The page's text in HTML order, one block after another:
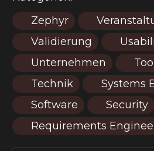
Zephyr
Validierung
Unternehmen
Technik
Systems
Software
Security
Requirements